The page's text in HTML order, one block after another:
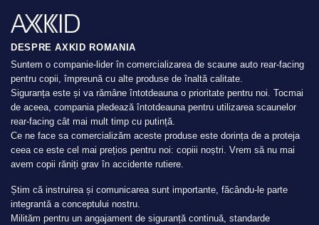
DESPRE AXKID ROMANIA
Suntem o companie-lider în comercializarea de scaune auto rear-facing
pentru copii, împreună cu alte produse de înaltă calitate.
Siguranța este și va rămâne întotdeauna o prioritate pentru noi. Tocmai
de aceea, compania pledează întotdeauna pentru utilizarea scaunelor
rear-facing cât mai mult timp cu putință.
Ce ne face sa comercializăm aceste produse este dorința de a proteja
ceea ce este cel mai prețios pentru noi: copiii noștri. Vrem să nu mai
avem copii răniți grav în accidente rutiere.
Știm că instruirea și comunicarea sunt importante, făcându-le parte
integrantă a conceptului nostru.
Milităm pentru un angajament de siguranță continuă, standarde